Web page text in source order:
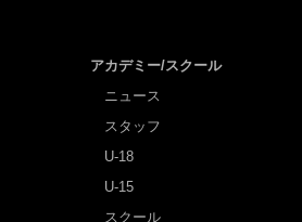
アカデミー/スクール
ニュース
スタッフ
U-18
U-15
スクール